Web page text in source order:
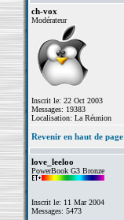
ch-vox
Modérateur
Inscrit le: 22 Oct 2003
Messages: 19383
Localisation: La Réunion
Revenir en haut de page
love_leeloo
PowerBook G3 Bronze
Inscrit le: 11 Mar 2004
Messages: 5473